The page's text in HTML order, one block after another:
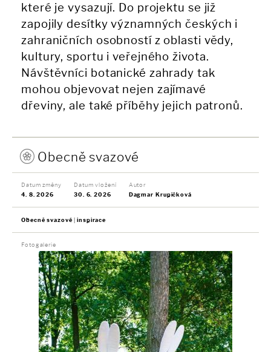
které je vysazují. Do projektu se již
zapojily desítky významných českých i
zahraničních osobností z oblasti vědy,
kultury, sportu i veřejného života.
Návštěvníci botanické zahrady tak
mohou objevovat nejen zajímavé
dřeviny, ale také příběhy jejich patronů.
Obecně svazové
Datum změny
4. 8. 2026
Datum vložení
30. 6. 2026
Autor
Dagmar Krupičková
Obecně svazové inspirace
Fotogalerie